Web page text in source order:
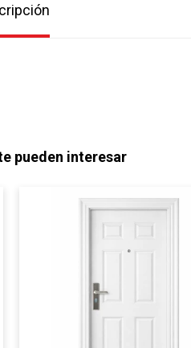
pueden interesar